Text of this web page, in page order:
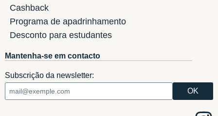
Cashback
Programa de apadrinhamento
Desconto para estudantes
Mantenha-se em contacto
Subscrição da newsletter: